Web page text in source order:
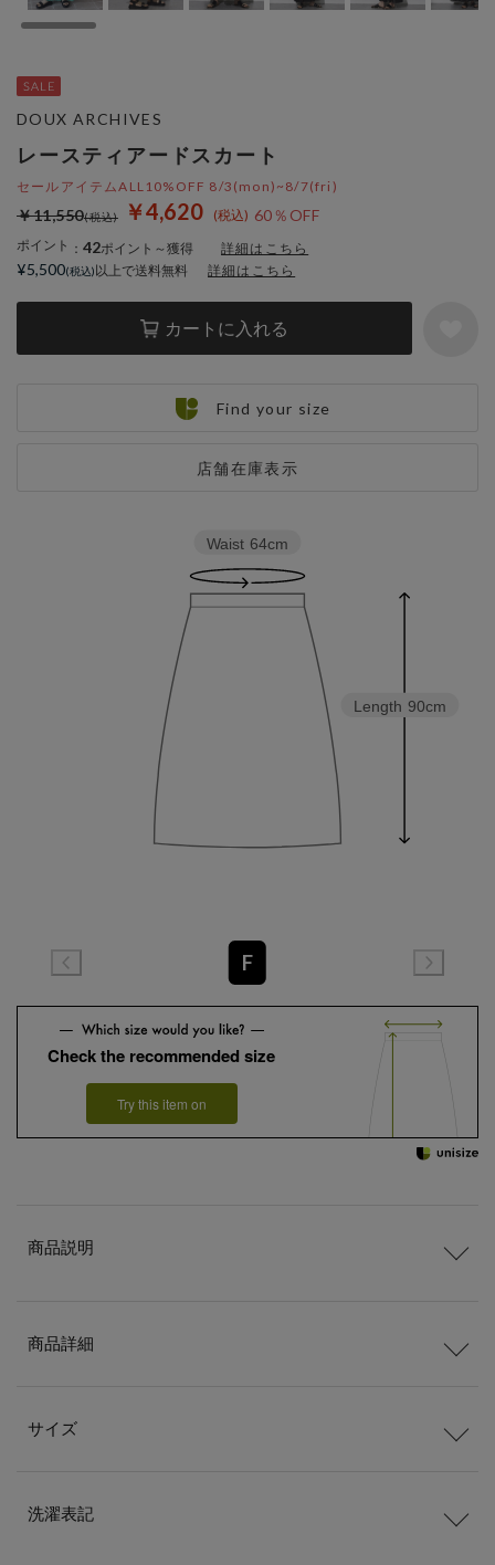
レースティアードスカート
セールアイテムALL10%OFF 8/3(mon)~8/7(fri)
￥4,620 60％OFF
￥11,550
ポイント ： 42ポイント～獲得 詳細はこちら
カートに入れる
店舗在庫表示
DOUX ARCHIVES
¥5,500 以上で送料無料 詳細はこちら
Find your size
Length 90cm
Waist 64cm
F
Check the recommended size
Try this item on
商品説明
商品詳細
サイズ
洗濯表記